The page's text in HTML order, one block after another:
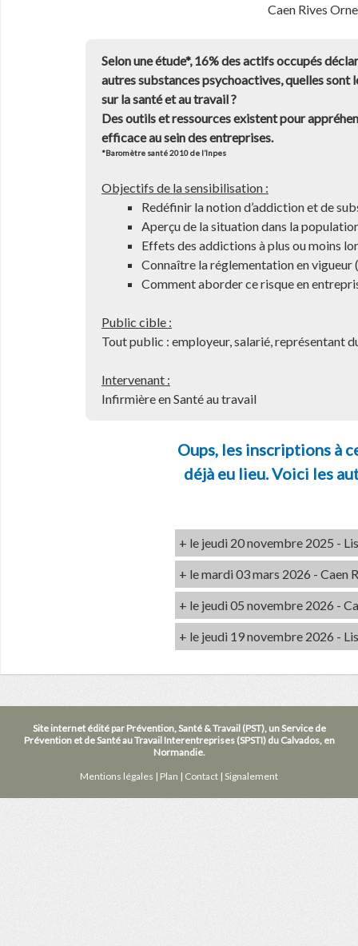
Caen Rives
Selon une étude*, 16% des actifs occupés
autres substances psychoactives, quelles sont
sur la santé et au travail ?
Des outils et ressources existent pour
efficace au sein des entreprises.
*Baromètre santé 2010 de l’Inpes
Objectifs de la sensibilisation :
Redéfinir la notion d’addiction et de
Aperçu de la situation dans la
Effets des addictions à plus ou moins
Connaître la réglementation en
Comment aborder ce risque en
Public cible :
Tout public : employeur, salarié, représentant
Intervenant :
Infirmière en Santé au travail
Oups, les inscriptions à
déjà eu lieu. Voici les
+ le jeudi 20 novembre 2025 -
+ le mardi 03 mars 2026 - Caen
+ le jeudi 05 novembre 2026 -
+ le jeudi 19 novembre 2026 -
Site internet édité par Prévention, Santé & Travail (PST), un Service de
Prévention et de Santé au Travail Interentreprises (SPSTI) du Calvados, en
Normandie.
Mentions légales | Plan | Contact | Signalement